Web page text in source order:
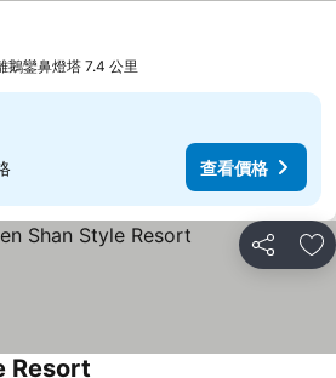
鵝鑾鼻燈塔 7.4 公里
查看價格
分享 加
Resort